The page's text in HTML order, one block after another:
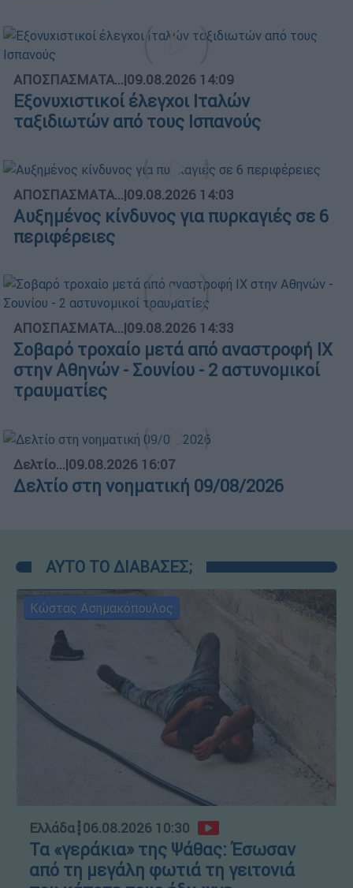
ΑΠΟΣΠΑΣΜΑΤΑ...|09.08.2026 14:09
Εξονυχιστικοί έλεγχοι Ιταλών
ταξιδιωτών από τους Ισπανούς
ΑΠΟΣΠΑΣΜΑΤΑ...|09.08.2026 14:03
Αυξημένος κίνδυνος για πυρκαγιές σε 6
περιφέρειες
ΑΠΟΣΠΑΣΜΑΤΑ...|09.08.2026 14:33
Σοβαρό τροχαίο μετά από αναστροφή ΙΧ
στην Αθηνών - Σουνίου - 2 αστυνομικοί
τραυματίες
Δελτίο...|09.08.2026 16:07
Δελτίο στη νοηματική 09/08/2026
ΑΥΤΟ ΤΟ ΔΙΑΒΑΣΕΣ;
Κώστας Ασημακόπουλος
Ελλάδα┋06.08.2026 10:30
Τα «γεράκια» της Ψάθας: Έσωσαν
από τη μεγάλη φωτιά τη γειτονιά